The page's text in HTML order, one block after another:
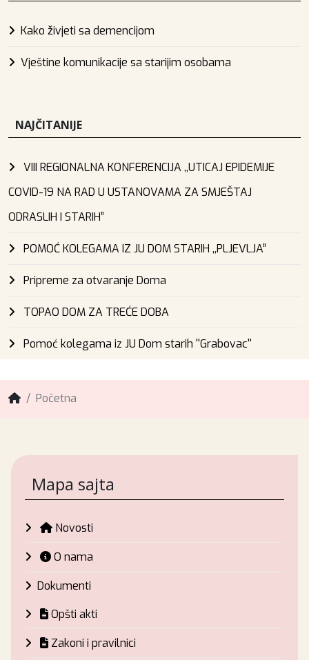
Kako živjeti sa demencijom
Vještine komunikacije sa starijim osobama
NAJČITANIJE
VIII REGIONALNA KONFERENCIJA ,,UTICAJ EPIDEMIJE
COVID-19 NA RAD U USTANOVAMA ZA SMJEŠTAJ
ODRASLIH I STARIH”
POMOĆ KOLEGAMA IZ JU DOM STARIH ,,PLJEVLJA”
Pripreme za otvaranje Doma
TOPAO DOM ZA TREĆE DOBA
Pomoć kolegama iz JU Dom starih ''Grabovac''
Početna
Mapa sajta
Novosti
O nama
Dokumenti
Opšti akti
Zakoni i pravilnici